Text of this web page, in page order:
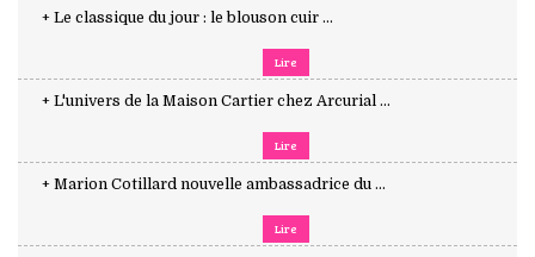
+ Le classique du jour : le blouson cuir ...
Lire
+ L'univers de la Maison Cartier chez Arcurial ...
Lire
+ Marion Cotillard nouvelle ambassadrice du ...
Lire